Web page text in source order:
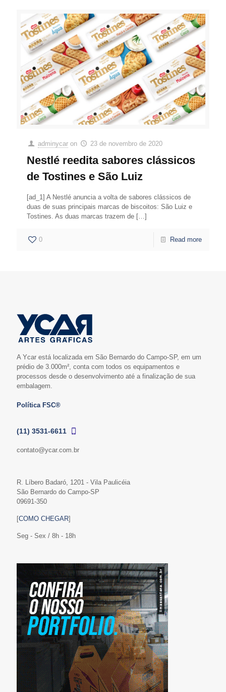
adminycar on 23 de novembro de 2020
Nestlé reedita sabores clássicos
de Tostines e São Luiz
[ad_1] A Nestlé anuncia a volta de sabores clássicos de
duas de suas principais marcas de biscoitos: São Luiz e
Tostines. As duas marcas trazem de […]
0 Read more
A Ycar está localizada em São Bernardo do Campo-SP, em um
prédio de 3.000m², conta com todos os equipamentos e
processos desde o desenvolvimento até a finalização de sua
embalagem.
Política FSC®
(11) 3531-6611
contato@ycar.com.br
R. Líbero Badaró, 1201 - Vila Paulicéia
São Bernardo do Campo-SP
09691-350
[COMO CHEGAR]
Seg - Sex / 8h - 18h